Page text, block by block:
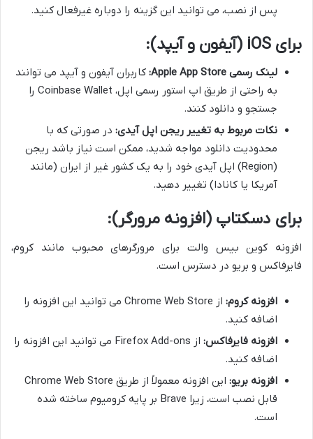
پس از نصب، می توانید این گزینه را دوباره غیرفعال کنید.
برای iOS (آیفون و آیپد):
لینک رسمی Apple App Store:
کاربران آیفون و آیپد می توانند
به راحتی از طریق اپ استور رسمی اپل، Coinbase Wallet را
جستجو و دانلود کنند.
نکات مربوط به تغییر ریجن اپل آیدی: در صورتی که با
محدودیت دانلود مواجه شدید، ممکن است نیاز باشد ریجن
(Region) اپل آیدی خود را به یک کشور غیر از ایران (مانند
آمریکا یا کانادا) تغییر دهید.
برای دسکتاپ (افزونه مرورگر):
افزونه کوین بیس والت برای مرورگرهای محبوب مانند کروم،
فایرفاکس و بریو در دسترس است.
افزونه کروم:
از Chrome Web Store می توانید این افزونه را
اضافه کنید.
افزونه فایرفاکس:
از Firefox Add-ons می توانید این افزونه را
اضافه کنید.
افزونه بریو:
این افزونه معمولاً از طریق Chrome Web Store
قابل نصب است، زیرا Brave بر پایه کرومیوم ساخته شده
است.